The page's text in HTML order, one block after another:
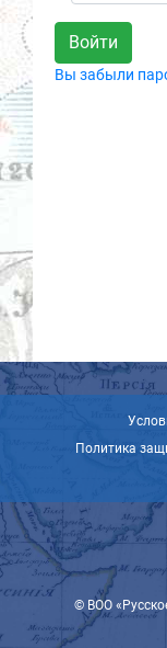
Контакты
Партнеры
Вы забыли
Политика
© ВОО